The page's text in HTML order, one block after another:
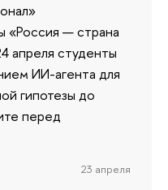
«Россия — страна
апреля студенты
ИИ-агента для
гипотезы до
перед
23 апреля